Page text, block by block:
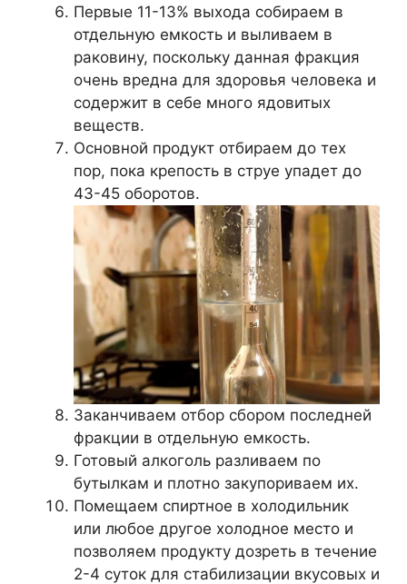
Первые 11-13% выхода собираем в
отдельную емкость и выливаем в
раковину, поскольку данная фракция
очень вредна для здоровья человека и
содержит в себе много ядовитых
веществ.
Основной продукт отбираем до тех
пор, пока крепость в струе упадет до
43-45 оборотов.
Заканчиваем отбор сбором последней
фракции в отдельную емкость.
Готовый алкоголь разливаем по
бутылкам и плотно закупориваем их.
Помещаем спиртное в холодильник
или любое другое холодное место и
позволяем продукту дозреть в течение
2-4 суток для стабилизации вкусовых и